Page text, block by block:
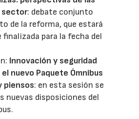
sector: debate conjunto
de la reforma, que estará
para la fecha del
Innovación y seguridad
nuevo Paquete Ómnibus
piensos: en esta sesión se
nuevas disposiciones del